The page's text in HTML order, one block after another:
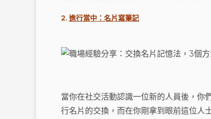
2. 進行當中：名片寫筆記
當你在社交活動認識一位新的人員後，你
行名片的交換，而在你剛拿到眼前這位人